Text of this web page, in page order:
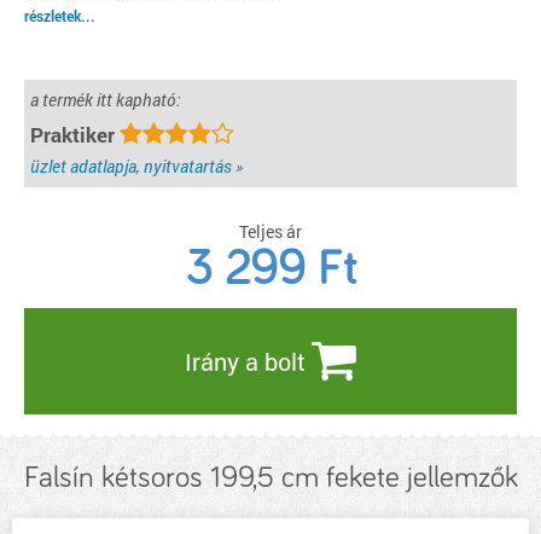
részletek...
a termék itt kapható:
Praktiker
üzlet adatlapja, nyitvatartás »
Teljes ár
3 299 Ft
Irány a bolt
Falsín kétsoros 199,5 cm fekete jellemzők